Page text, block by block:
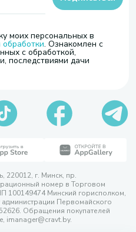
моих персональных в
. Ознакомлен с
с обработкой,
последствиями дачи
220012, г. Минск, пр.
номер в Торговом
100149474 Минский горисполком,
администрации Первомайского
Обращения покупателей
imanager@cravt.by.